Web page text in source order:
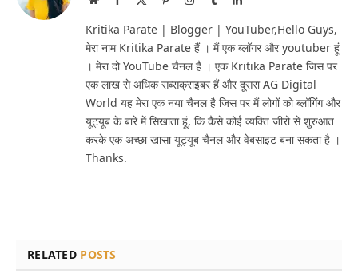
Kritika Parate | Blogger | YouTuber,Hello Guys,
मेरा नाम Kritika Parate हैं । मैं एक ब्लॉगर और youtuber हूं
। मेरा दो YouTube चैनल है । एक Kritika Parate जिस पर
एक लाख से अधिक सब्सक्राइबर हैं और दूसरा AG Digital
World यह मेरा एक नया चैनल है जिस पर मैं लोगों को ब्लॉगिंग और
यूट्यूब के बारे में सिखाता हूं, कि कैसे कोई व्यक्ति जीरो से शुरुआत
करके एक अच्छा खासा यूट्यूब चैनल और वेबसाइट बना सकता है ।
Thanks.
RELATED POSTS